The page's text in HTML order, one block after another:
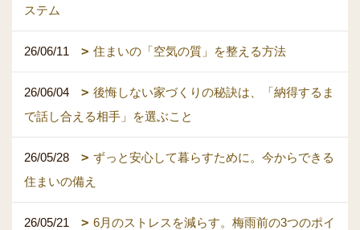
ステム
26/06/11 住まいの「空気の質」を整える方法
26/06/04
後悔しない家づくりの秘訣は、「納得するま
で話し合える相手」を選ぶこと
26/05/28
ずっと安心して暮らすために。今からできる
住まいの備え
26/05/21
6月のストレスを減らす。梅雨前の3つのポイ